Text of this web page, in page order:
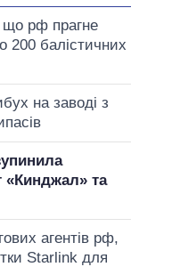
рф прагне
200 балістичних
на заводі з
«Кинджал» та
агентів рф,
Starlink для